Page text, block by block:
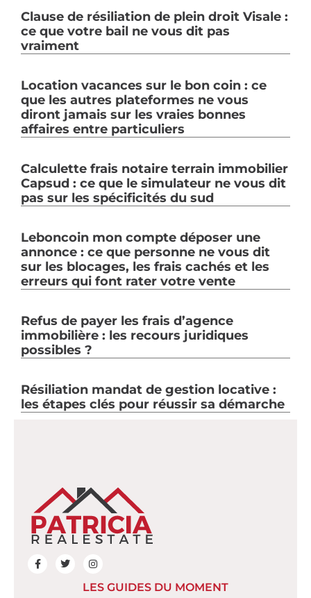
Clause de résiliation de plein droit Visale :
ce que votre bail ne vous dit pas
vraiment
Location vacances sur le bon coin : ce
que les autres plateformes ne vous
diront jamais sur les vraies bonnes
affaires entre particuliers
Calculette frais notaire terrain immobilier
Capsud : ce que le simulateur ne vous dit
pas sur les spécificités du sud
Leboncoin mon compte déposer une
annonce : ce que personne ne vous dit
sur les blocages, les frais cachés et les
erreurs qui font rater votre vente
Refus de payer les frais d’agence
immobilière : les recours juridiques
possibles ?
Résiliation mandat de gestion locative :
les étapes clés pour réussir sa démarche
LES GUIDES DU MOMENT